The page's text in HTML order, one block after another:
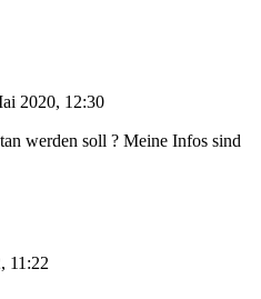
2020, 12:30
werden soll ? Meine Infos sind
11:22